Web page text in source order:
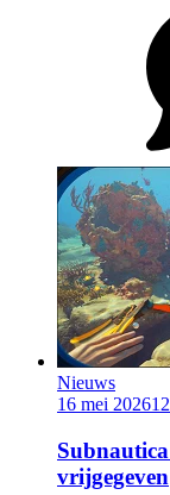
Nieuws
16 mei 2026
vrijgegeven